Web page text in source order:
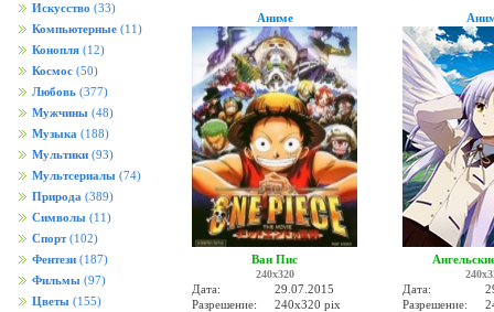
Искусство (33)
Компьютерные (11)
Конопля (12)
Космос (50)
Любовь (377)
Мужчины (48)
Музыка (188)
Мультики (93)
Мультсериалы (74)
Природа (389)
Символы (11)
Спорт (102)
Фентези (187)
Фильмы (97)
Цветы (155)
Аниме
Ван Пис
240x320
Дата:
29.07.2015
Разрешение:
240x320 pix
Дата:
Разрешение: